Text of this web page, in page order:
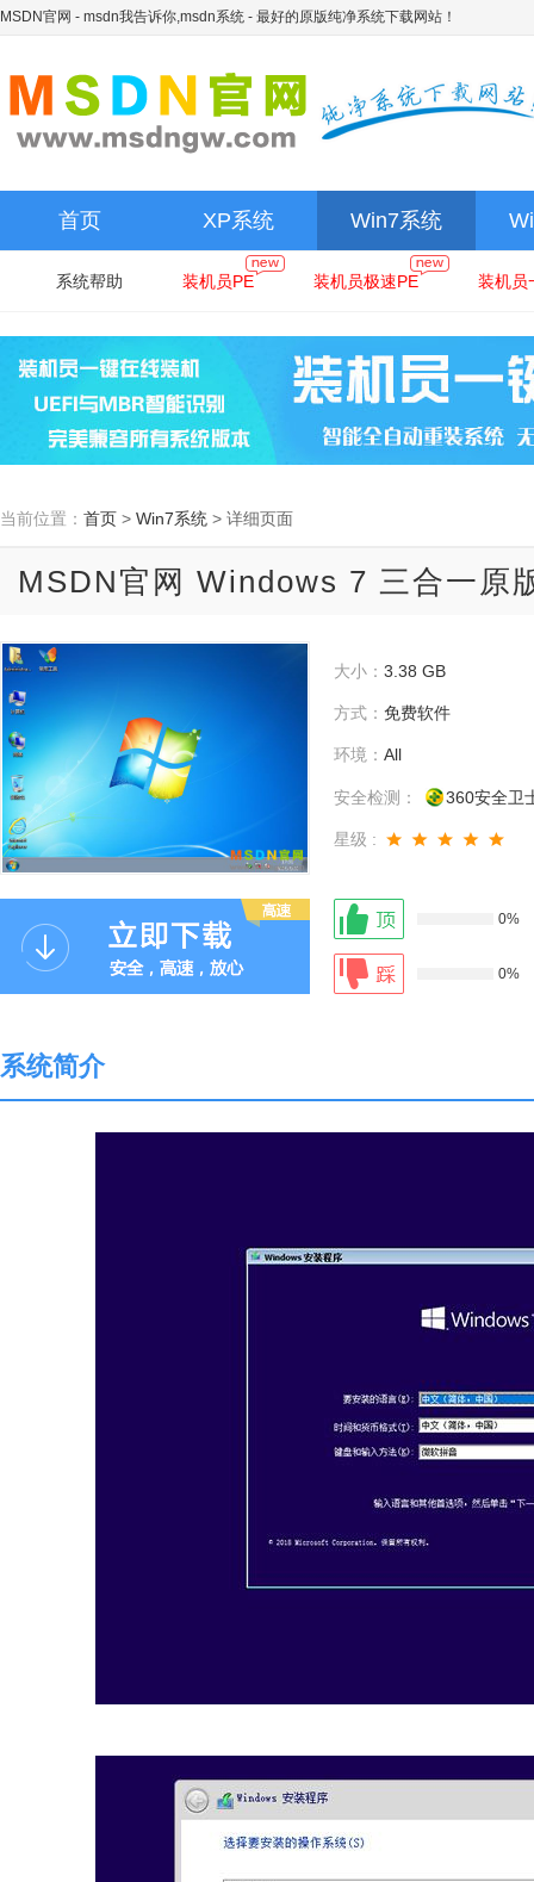
MSDN官网 - msdn我告诉你,msdn系统 - 最好的原版纯净系统下载网站！
首页 XP系统 Win7系统
系统帮助 装机员PE 装机员极速PE 装机员
当前位置： 首页 > Win7系统 > 详细页面
MSDN官网 Windows 7 三合一原
大小： 3.38 GB
方式： 免费软件
环境： All
安全检测： 360安全卫
星级 :
0%
0%
系统简介